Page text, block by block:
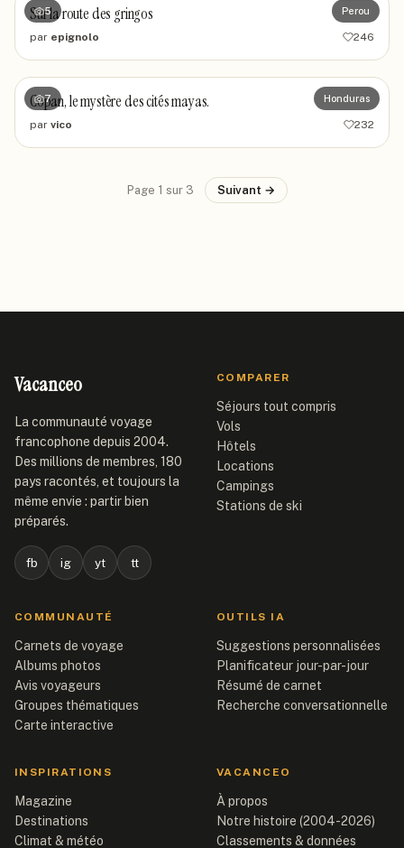
5 Perou
Sur la route des gringos
par epignolo 246
7 Honduras
Copan, le mystère des cités mayas.
par vico 232
Page 1 sur 3 Suivant →
Vacanceo
La communauté voyage
francophone depuis 2004.
Des millions de membres, 180
pays racontés, et toujours la
même envie : partir bien
préparés.
fb ig yt tt
COMPARER
Séjours tout compris
Vols
Hôtels
Locations
Campings
Stations de ski
COMMUNAUTÉ
Carnets de voyage
Albums photos
Avis voyageurs
Groupes thématiques
Carte interactive
OUTILS IA
Suggestions personnalisées
Planificateur jour-par-jour
Résumé de carnet
Recherche conversationnelle
INSPIRATIONS
Magazine
Destinations
Climat & météo
VACANCEO
À propos
Notre histoire (2004-2026)
Classements & données